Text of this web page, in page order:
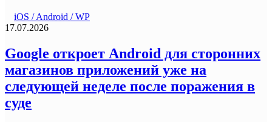
iOS / Android / WP
17.07.2026
Google откроет Android для сторонних
магазинов приложений уже на
следующей неделе после поражения в
суде